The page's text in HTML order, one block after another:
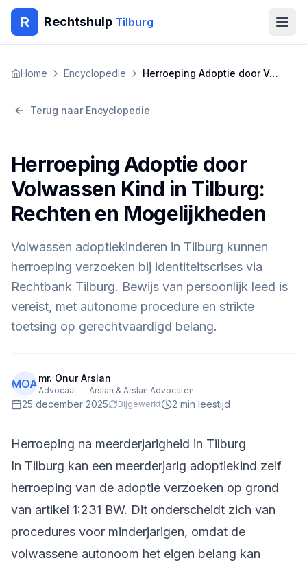
R Rechtshulp Tilburg
Home
Contact
🇳🇱 Nederlands 🇬🇧 English 🇹🇷 Türkçe
🇧🇬
Български
🇷🇴 Română
Gratis Advies
Home Encyclopedie Herroeping Adoptie door Volwassen Kind in Tilburg: Rechten en Mogelijkheden
Terug naar Encyclopedie
Herroeping Adoptie door
Volwassen Kind in Tilburg:
Rechten en Mogelijkheden
Volwassen adoptiekinderen in Tilburg kunnen
herroeping verzoeken bij identiteitscrises via
Rechtbank Tilburg. Bewijs van persoonlijk leed is
vereist, met autonome procedure en strikte
toetsing op gerechtvaardigd belang.
MOAmr. Onur Arslan
Advocaat — Arslan & Arslan Advocaten
25 december 2025 Bijgewerkt 2 min leestijd
Herroeping na meerderjarigheid in Tilburg
In Tilburg kan een meerderjarig adoptiekind zelf
herroeping van de adoptie verzoeken op grond
van artikel 1:231 BW. Dit onderscheidt zich van
procedures voor minderjarigen, omdat de
volwassene autonoom het eigen belang kan